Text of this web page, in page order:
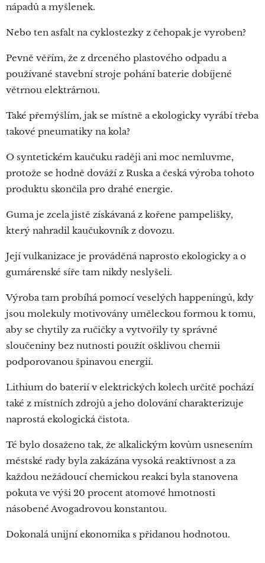
nápadů a myšlenek.
Nebo ten asfalt na cyklostezky z čehopak je vyroben?
Pevně věřím, že z drceného plastového odpadu a
používané stavební stroje pohání baterie dobíjené
větrnou elektrárnou.
Také přemýšlím, jak se místně a ekologicky vyrábí třeba
takové pneumatiky na kola?
O syntetickém kaučuku raději ani moc nemluvme,
protože se hodně dováží z Ruska a česká výroba tohoto
produktu skončila pro drahé energie.
Guma je zcela jistě získávaná z kořene pampelišky,
který nahradil kaučukovník z dovozu.
Její vulkanizace je prováděná naprosto ekologicky a o
gumárenské síře tam nikdy neslyšeli.
Výroba tam probíhá pomocí veselých happeningů, kdy
jsou molekuly motivovány uměleckou formou k tomu,
aby se chytily za ručičky a vytvořily ty správné
sloučeniny bez nutnosti použít ošklivou chemii
podporovanou špinavou energií.
Lithium do baterií v elektrických kolech určitě pochází
také z místních zdrojů a jeho dolování charakterizuje
naprostá ekologická čistota.
Té bylo dosaženo tak, že alkalickým kovům usnesením
městské rady byla zakázána vysoká reaktivnost a za
každou nežádoucí chemickou reakci byla stanovena
pokuta ve výši 20 procent atomové hmotnosti
násobené Avogadrovou konstantou.
Dokonalá unijní ekonomika s přidanou hodnotou.